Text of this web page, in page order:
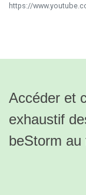
https://
Accéder et
exhaustif
beStorm